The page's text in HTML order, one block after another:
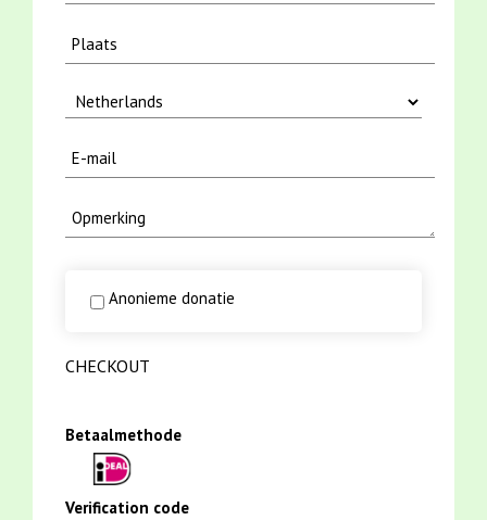
Anonieme donatie
CHECKOUT
Betaalmethode
Verification code